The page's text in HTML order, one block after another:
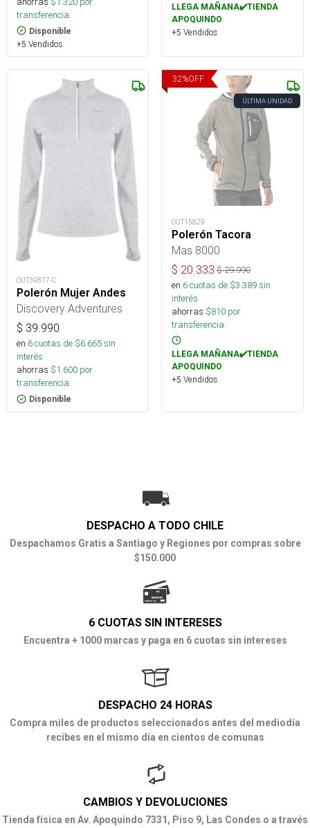
transferencia.
Disponible
+5 Vendidos
LLEGA MAÑANA✔️TIENDA
APOQUINDO
+5 Vendidos
OUT39877-C
Polerón Mujer Andes
Discovery Adventures
$ 39.990
en 6cuotas de $6.665sin
interés
ahorras $1.600 por
transferencia.
Disponible
32%OFF
ÚLTIMA UNIDAD
OUT15829
Polerón Tacora
Mas 8000
$ 20.333 $29.990
en 6cuotas de $3.389sin
interés
ahorras $810 por
transferencia.
LLEGA MAÑANA✔️TIENDA
APOQUINDO
+5 Vendidos
DESPACHO A TODO CHILE
Despachamos Gratis a Santiago y Regiones por compras sobre
$150.000
6 CUOTAS SIN INTERESES
Encuentra + 1000 marcas y paga en 6 cuotas sin intereses
DESPACHO 24 HORAS
Compra miles de productos seleccionados antes del mediodía
recibes en el mismo día en cientos de comunas
CAMBIOS Y DEVOLUCIONES
Tienda física en Av. Apoquindo 7331, Piso 9, Las Condes o a través